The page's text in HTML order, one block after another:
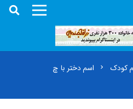
کودک chevron_right اسم دختر با چ